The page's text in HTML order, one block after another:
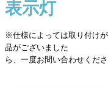
表示灯
※仕様によっては取り付け
品がございました
ら、一度お問い合わせくださ